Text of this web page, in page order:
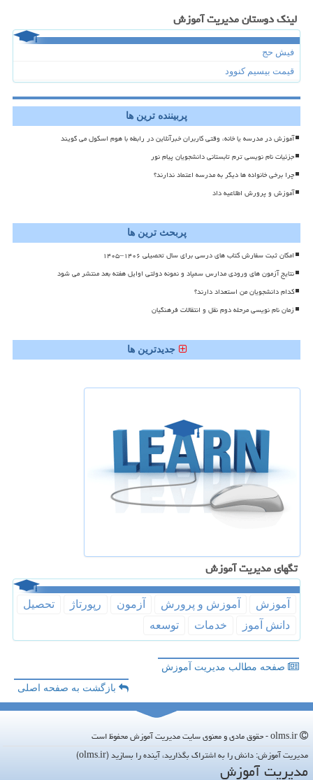
لینک دوستان مدیریت آموزش
فیش حج
قیمت بیسیم کنوود
پربیننده ترین ها
آموزش در مدرسه یا خانه، وقتی کاربران خبرآنلاین در رابطه با هوم اسکول می گویند
جزئیات نام نویسی ترم تابستانی دانشجویان پیام نور
چرا برخی خانواده ها دیگر به مدرسه اعتماد ندارند؟
آموزش و پرورش اطلاعیه داد
پربحث ترین ها
امکان ثبت سفارش کتاب های درسی برای سال تحصیلی ۱۴۰۶–۱۴۰۵
نتایج آزمون های ورودی مدارس سمپاد و نمونه دولتی اوایل هفته بعد منتشر می شود
کدام دانشجویان من استعداد دارند؟
زمان نام نویسی مرحله دوم نقل و انتقالات فرهنگیان
جدیدترین ها
تگهای مدیریت آموزش
آموزش آموزش و پرورش آزمون رپورتاژ
تحصیل
دانش آموز
خدمات توسعه
صفحه مطالب مدیریت آموزش
بازگشت به صفحه اصلی
مدیریت آموزش: دانش را به اشتراک بگذارید، آینده را بسازید (olms.ir)
مدیریت آموزش